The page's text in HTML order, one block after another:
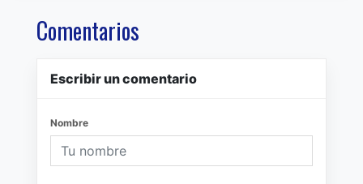
Comentarios
Escribir un comentario
Nombre